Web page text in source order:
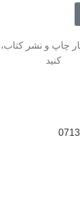
چاپ و نشر
کنید